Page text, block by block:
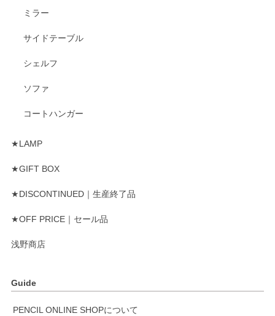
ミラー
サイドテーブル
シェルフ
ソファ
コートハンガー
★LAMP
★GIFT BOX
★DISCONTINUED｜生産終了品
★OFF PRICE｜セール品
浅野商店
Guide
PENCIL ONLINE SHOPについて